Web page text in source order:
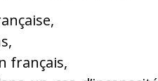
français,